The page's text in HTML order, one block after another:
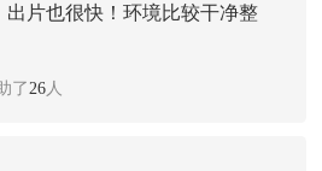
片也很快！环境比较干净整
了26人